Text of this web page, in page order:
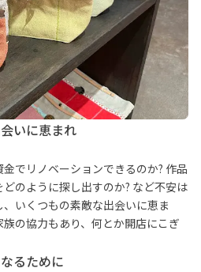
いに恵まれ
でリノベーションできるのか? 作品
のように探し出すのか? など不安は
いくつもの素敵な出会いに恵ま
の協力もあり、何とか開店にこぎ
るために